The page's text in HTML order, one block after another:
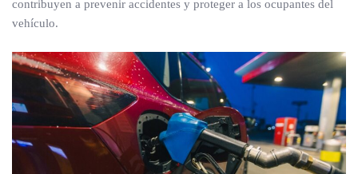
contribuyen a prevenir accidentes y proteger a los ocupantes del
vehículo.